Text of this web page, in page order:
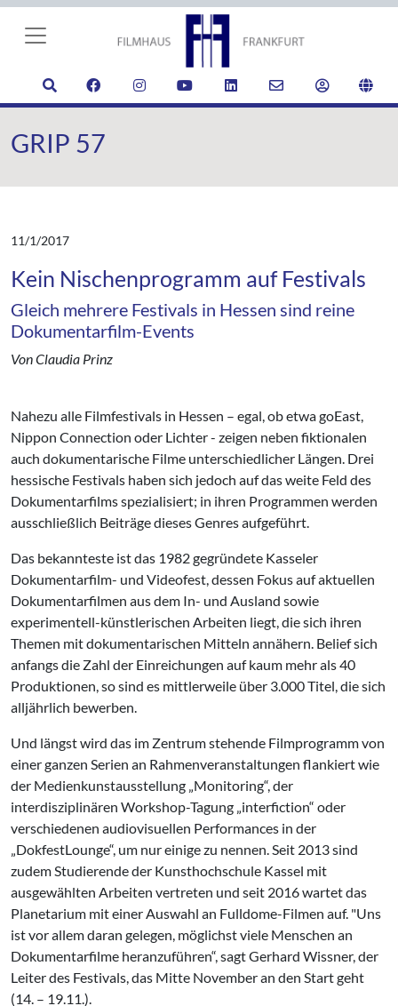
GRIP 57
11/1/2017
Kein Nischenprogramm auf Festivals
Gleich mehrere Festivals in Hessen sind reine
Dokumentarfilm-Events
Von Claudia Prinz
Nahezu alle Filmfestivals in Hessen – egal, ob etwa goEast,
Nippon Connection oder Lichter - zeigen neben fiktionalen
auch dokumentarische Filme unterschiedlicher Längen. Drei
hessische Festivals haben sich jedoch auf das weite Feld des
Dokumentarfilms spezialisiert; in ihren Programmen werden
ausschließlich Beiträge dieses Genres aufgeführt.
Das bekannteste ist das 1982 gegründete Kasseler
Dokumentarfilm- und Videofest, dessen Fokus auf aktuellen
Dokumentarfilmen aus dem In- und Ausland sowie
experimentell-künstlerischen Arbeiten liegt, die sich ihren
Themen mit dokumentarischen Mitteln annähern. Belief sich
anfangs die Zahl der Einreichungen auf kaum mehr als 40
Produktionen, so sind es mittlerweile über 3.000 Titel, die sich
alljährlich bewerben.
Und längst wird das im Zentrum stehende Filmprogramm von
einer ganzen Serien an Rahmenveranstaltungen flankiert wie
der Medienkunstausstellung „Monitoring“, der
interdisziplinären Workshop-Tagung „interfiction“ oder
verschiedenen audiovisuellen Performances in der
„DokfestLounge“, um nur einige zu nennen. Seit 2013 sind
zudem Studierende der Kunsthochschule Kassel mit
ausgewählten Arbeiten vertreten und seit 2016 wartet das
Planetarium mit einer Auswahl an Fulldome-Filmen auf. "Uns
ist vor allem daran gelegen, möglichst viele Menschen an
Dokumentarfilme heranzuführen“, sagt Gerhard Wissner, der
Leiter des Festivals, das Mitte November an den Start geht
(14. – 19.11.).